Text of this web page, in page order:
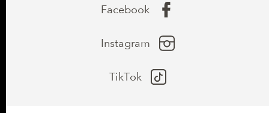
Facebook
Instagram
TikTok